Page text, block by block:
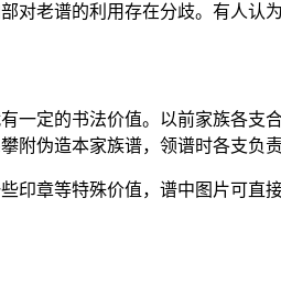
对老谱的利用存在分歧。有人
定的书法价值。以前家族各
伪造本家族谱，领谱时各支负
印章等特殊价值，谱中图片可